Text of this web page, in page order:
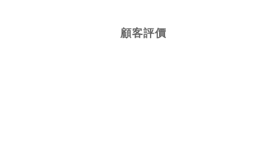
顧客評價